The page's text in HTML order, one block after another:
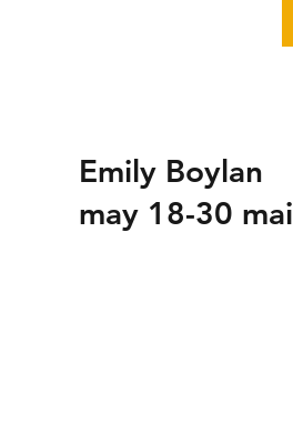
Emily Boylan
may 18-30 mai